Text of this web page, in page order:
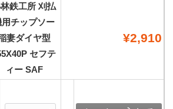
鉄工所 刈払
用チップソー
妻ダイヤ型
セフテ
ィー SAF
¥2,910